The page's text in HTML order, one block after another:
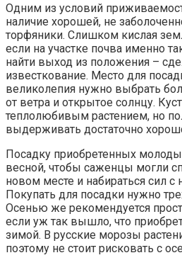
Одним из условий
наличие хорошей, не
торфяники. Слишком кислая
если на участке почва именно
найти выход из положения –
известкование. Место для
великолепия нужно выбрать
от ветра и открытое солнцу.
теплолюбивым растением, но
выдерживать достаточно
Посадку приобретенных
весной, чтобы саженцы могли
новом месте и набираться сил с
Покупать для посадки нужно
Осенью же рекомендуется
если уж так вышло, что
зимой. В русские морозы
поэтому не стоит рисковать с